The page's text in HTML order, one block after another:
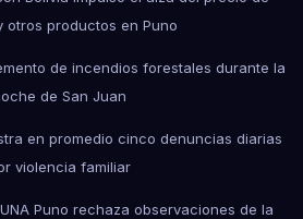
otros productos en Puno
de incendios forestales durante la
de San Juan
en promedio cinco denuncias diarias
violencia familiar
Puno rechaza observaciones de la